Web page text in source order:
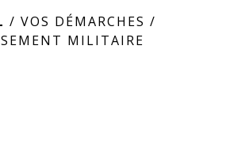
/ VOS DÉMARCHES /
MILITAIRE